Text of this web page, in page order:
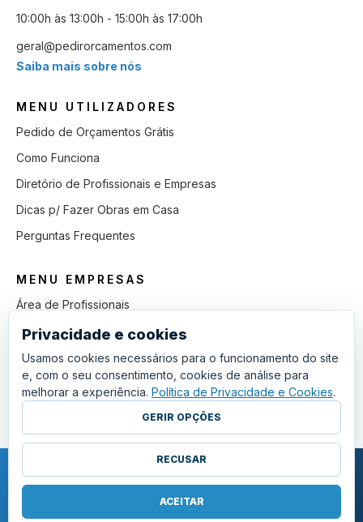
10:00h às 13:00h - 15:00h às 17:00h
geral@pedirorcamentos.com
Saiba mais sobre nós
MENU UTILIZADORES
Pedido de Orçamentos Grátis
Como Funciona
Diretório de Profissionais e Empresas
Dicas p/ Fazer Obras em Casa
Perguntas Frequentes
MENU EMPRESAS
Área de Profissionais
Como Funciona
Lista de Pedidos em Aberto
Como Ganhar mais Obras
Perguntas Frequentes
COPYRIGHT © 2011 - 2026 SGSI. TODOS OS DIREITOS RESERVADOS.
POLÍTICA DE PRIVACIDADE E COOKIES
TERMOS E CONDIÇÕES GERAIS·GERIR COOKIES
Privacidade e cookies
Usamos cookies necessários para o funcionamento do site
e, com o seu consentimento, cookies de análise para
melhorar a experiência. Política de Privacidade e Cookies.
GERIR OPÇÕES
RECUSAR
ACEITAR